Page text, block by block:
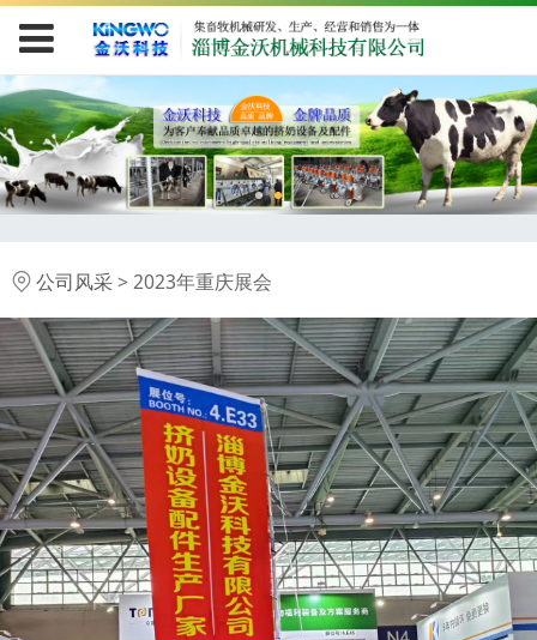
2023年重庆展会
公司风采> 2023年重庆展会